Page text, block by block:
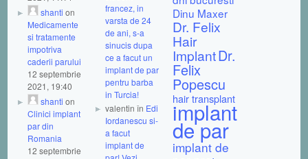
shanti on
Medicamente
si tratamente
impotriva
caderii parului
12 septembrie
2021, 19:40
shanti on
Clinici implant
par din
Romania
12 septembrie
francez, in
varsta de 24
de ani, s-a
sinucis dupa
ce a facut un
implant de par
pentru barba
in Turcia!
valentin în Edi
Iordanescu si-
a facut
implant de
Dinu Maxer
Dr. Felix
Hair
ImplantDr.
Felix
Popescu
hair transplant
implant
de par
implant de